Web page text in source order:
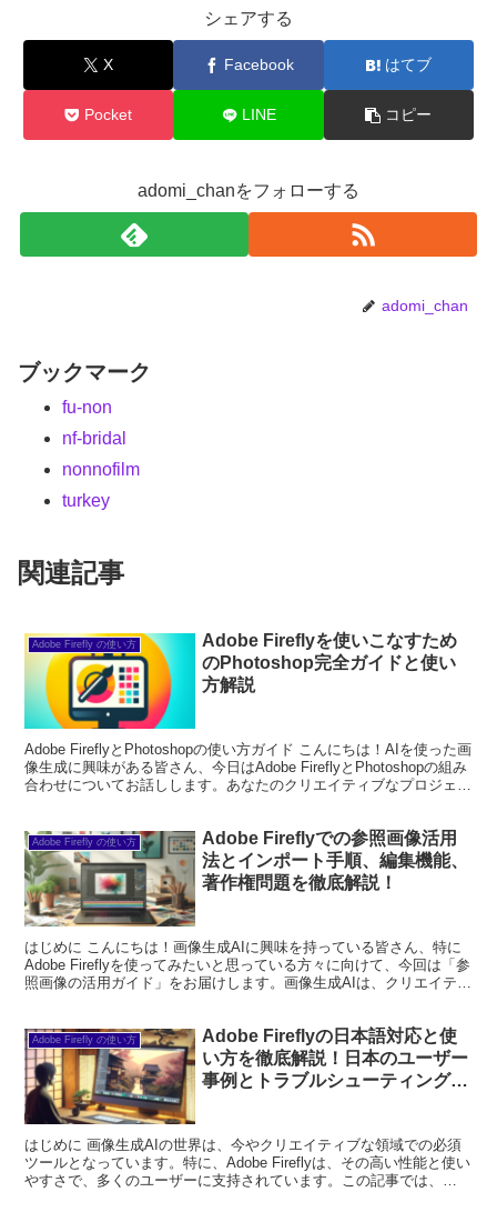
シェアする
X Facebook はてブ
Pocket LINE コピー
adomi_chanをフォローする
adomi_chan
ブックマーク
fu-non
nf-bridal
nonnofilm
turkey
関連記事
Adobe Firefly の使い方
Adobe Fireflyを使いこなすため
のPhotoshop完全ガイドと使い
方解説
Adobe FireflyとPhotoshopの使い方ガイド こんにちは！AIを使った画
像生成に興味がある皆さん、今日はAdobe FireflyとPhotoshopの組み
合わせについてお話しします。あなたのクリエイティブなプロジェク
Adobe Firefly の使い方
Adobe Fireflyでの参照画像活用
法とインポート手順、編集機能、
著作権問題を徹底解説！
はじめに こんにちは！画像生成AIに興味を持っている皆さん、特に
Adobe Fireflyを使ってみたいと思っている方々に向けて、今回は「参
照画像の活用ガイド」をお届けします。画像生成AIは、クリエイティ
Adobe Firefly の使い方
Adobe Fireflyの日本語対応と使
い方を徹底解説！日本のユーザー
事例とトラブルシューティングも
はじめに 画像生成AIの世界は、今やクリエイティブな領域での必須
ツールとなっています。特に、Adobe Fireflyは、その高い性能と使い
やすさで、多くのユーザーに支持されています。この記事では、